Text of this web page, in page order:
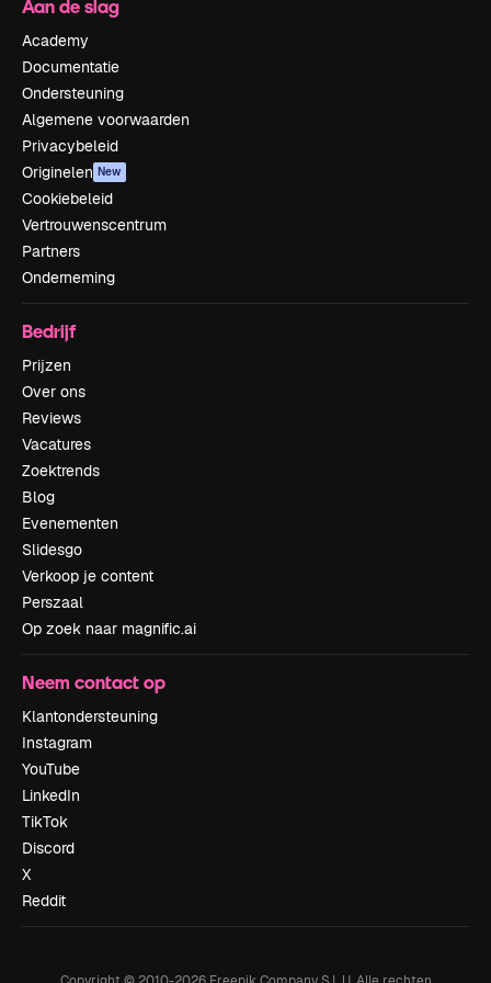
Aan de slag
Academy
Documentatie
Ondersteuning
Algemene voorwaarden
Privacybeleid
Originelen New
Cookiebeleid
Vertrouwenscentrum
Partners
Onderneming
Bedrijf
Prijzen
Over ons
Reviews
Vacatures
Zoektrends
Blog
Evenementen
Slidesgo
Verkoop je content
Perszaal
Op zoek naar magnific.ai
Neem contact op
Klantondersteuning
Instagram
YouTube
LinkedIn
TikTok
Discord
X
Reddit